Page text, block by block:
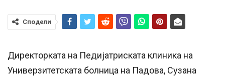
Сподели
Директорката на Педијатриската клиника на
Универзитетската болница на Падова, Сузана